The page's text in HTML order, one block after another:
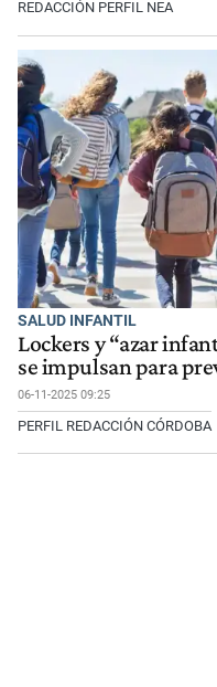
REDACCIÓN PERFIL NEA
SALUD INFANTIL
Lockers y “azar
se impulsan para
06-11-2025 09:25
PERFIL REDACCIÓN CÓRDOBA